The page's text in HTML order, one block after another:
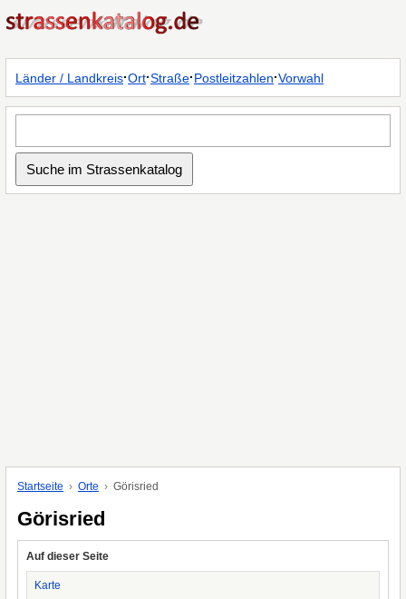
Länder / Landkreis·Ort·Straße·Postleitzahlen·Vorwahl
Startseite Orte Görisried
Görisried
Auf dieser Seite
Karte